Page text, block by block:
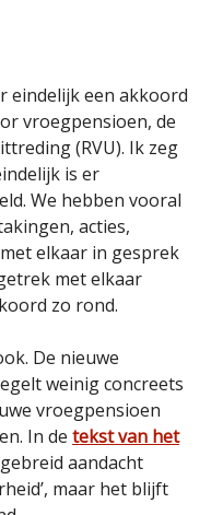
eindelijk een akkoord
vroegpensioen, de
(RVU). Ik zeg
is er
We hebben vooral
acties,
elkaar in gesprek
met elkaar
zo rond.
De nieuwe
weinig concreets
vroegpensioen
In de tekst van het
aandacht
maar het blijft